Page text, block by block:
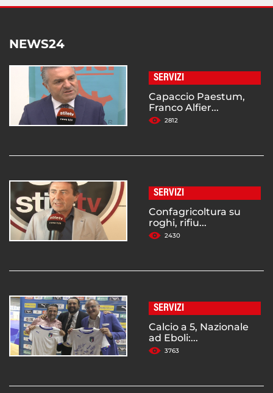
NEWS24
SERVIZI
Capaccio Paestum,
Franco Alfier...
2812
SERVIZI
Confagricoltura su
roghi, rifiu...
2430
SERVIZI
Calcio a 5, Nazionale
ad Eboli:...
3763